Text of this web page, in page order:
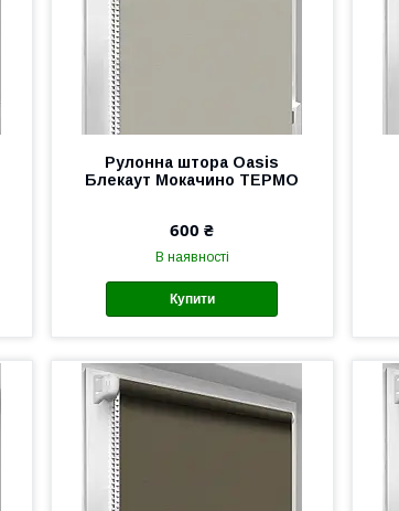
Рулонна штора Oasis
Блекаут Мокачино ТЕРМО
600 ₴
В наявності
Купити